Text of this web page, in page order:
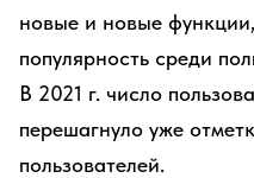
новые и новые
популярность среди
В 2021 г. число
перешагнуло уже
пользователей.